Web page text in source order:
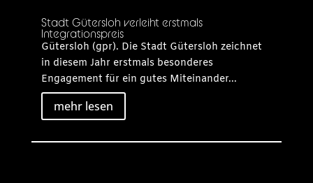
Stadt Gütersloh verleiht erstmals
Integrationspreis
Gütersloh (gpr). Die Stadt Gütersloh zeichnet
in diesem Jahr erstmals besonderes
Engagement für ein gutes Miteinander...
mehr lesen